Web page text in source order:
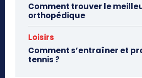
Comment trouver le
orthopédique
Loisirs
Comment s’entraîner et
tennis ?